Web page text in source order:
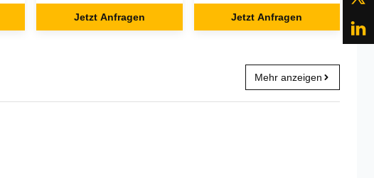
Jetzt Anfragen Jetzt Anfragen
Mehr anzeigen